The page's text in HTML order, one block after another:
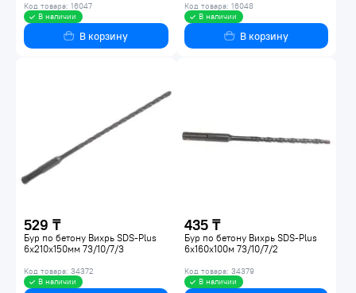
Код товара: 16047
В наличии
В корзину
Код товара: 16048
В наличии
В корзину
529 ₸
Бур по бетону Вихрь SDS-Plus
6х210х150мм 73/10/7/3
Код товара: 34372
В наличии
435 ₸
Бур по бетону Вихрь SDS-Plus
6х160х100м 73/10/7/2
Код товара: 34379
В наличии